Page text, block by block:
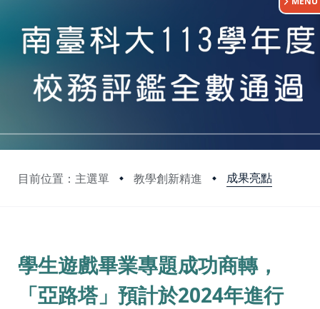
目前位置：主選單 教學創新精進 成果亮點
學生遊戲畢業專題成功商轉，
「亞路塔」預計於2024年進行